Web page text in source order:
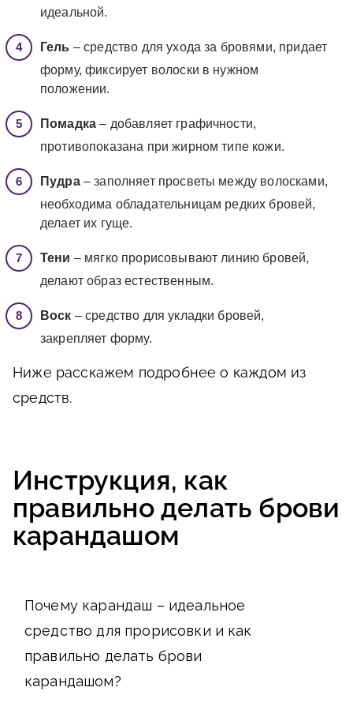
идеальной.
Гель – средство для ухода за бровями, придает
форму, фиксирует волоски в нужном
положении.
Помадка – добавляет графичности,
противопоказана при жирном типе кожи.
Пудра– заполняет просветы между волосками,
необходима обладательницам редких бровей,
делает их гуще.
Тени – мягко прорисовывают линию бровей,
делают образ естественным.
Воск – средство для укладки бровей,
закрепляет форму.
Ниже расскажем подробнее о каждом из
средств.
Инструкция, как
правильно делать брови
карандашом
Почему карандаш – идеальное
средство для прорисовки и как
правильно делать брови
карандашом?